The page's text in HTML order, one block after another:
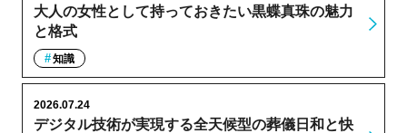
大人の女性として持っておきたい黒蝶真珠の魅力
と格式
知識
デジタル技術が実現する全天候型の葬儀日和と快
2026.07.24